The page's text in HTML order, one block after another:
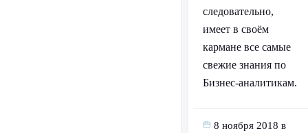
следовательно,
имеет в своём
кармане все самые
свежие знания по
Бизнес-аналитикам.
8 ноября 2018 в